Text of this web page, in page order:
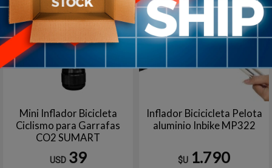
Mini Inflador Bicicleta
Ciclismo para Garrafas
CO2 SUMART
USD 39
Inflador Bicicicleta Pelota
aluminio Inbike MP322
$U 1.790